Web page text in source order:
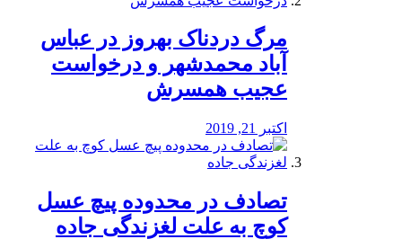
مرگ دردناک بهروز در عباس
آباد محمدشهر و درخواست
عجیب همسرش
اکتبر 21, 2019
تصادف در محدوده پیچ عسل
کوچ به علت لغزندگی جاده